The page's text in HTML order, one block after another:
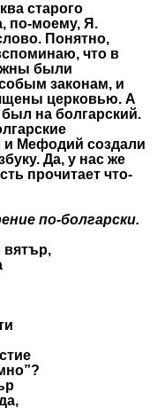
старого
по-моему, Я.
Понятно,
что в
были
законам, и
церковью. А
на болгарский.
и Мефодий создали
Да, у нас же
прочитает что-
по-болгарски.
вятър,